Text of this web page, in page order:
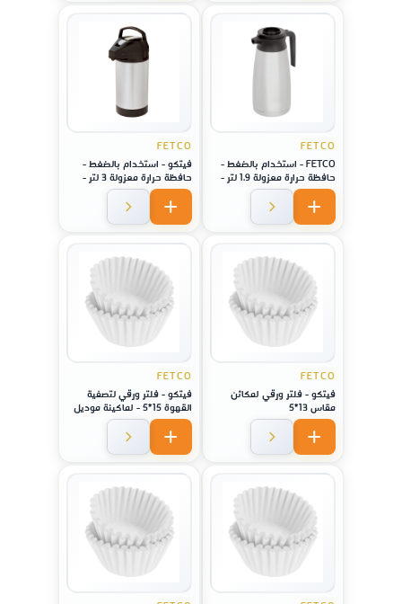
FETCO
FETCO - استخدام بالضغط -
حافظة حرارة معزولة 1.9 لتر -
لماكينة موديل 1221
FETCO
فيتكو - استخدام بالضغط -
حافظة حرارة معزولة 3 لتر -
لماكينة موديل 1221
FETCO
فيتكو - فلتر ورقي لمكائن
مقاس 13*5
FETCO
فيتكو - فلتر ورقي لتصفية
القهوة 15*5 - لماكينة موديل
2111/ 1151 / CBS 51H-15